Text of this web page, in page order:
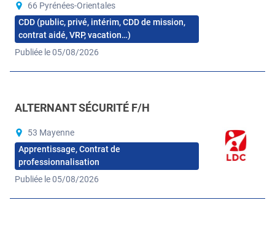
66 Pyrénées-Orientales
CDD (public, privé, intérim, CDD de mission,
contrat aidé, VRP, vacation…)
Publiée le 05/08/2026
ALTERNANT SÉCURITÉ F/H
53 Mayenne
Apprentissage, Contrat de
professionnalisation
Publiée le 05/08/2026